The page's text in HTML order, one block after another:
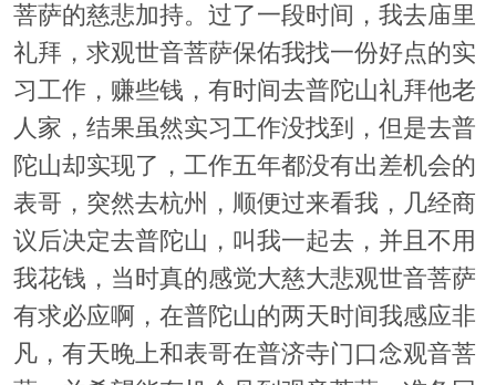
菩萨的慈悲加持。过了一段时间，我去庙里
礼拜，求观世音菩萨保佑我找一份好点的实
习工作，赚些钱，有时间去普陀山礼拜他老
人家，结果虽然实习工作没找到，但是去普
陀山却实现了，工作五年都没有出差机会的
表哥，突然去杭州，顺便过来看我，几经商
议后决定去普陀山，叫我一起去，并且不用
我花钱，当时真的感觉大慈大悲观世音菩萨
有求必应啊，在普陀山的两天时间我感应非
凡，有天晚上和表哥在普济寺门口念观音菩